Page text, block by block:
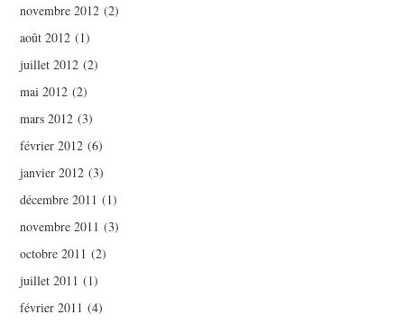
novembre 2012 (2)
août 2012 (1)
juillet 2012 (2)
mai 2012 (2)
mars 2012 (3)
février 2012 (6)
janvier 2012 (3)
décembre 2011 (1)
novembre 2011 (3)
octobre 2011 (2)
juillet 2011 (1)
février 2011 (4)